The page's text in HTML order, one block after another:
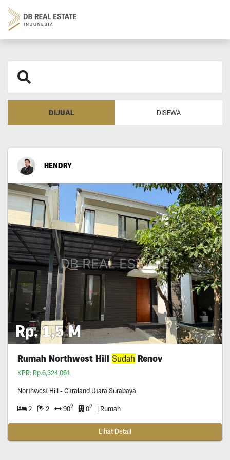
DIJUAL DISEWA
HENDRY
Rp. 1,5 M
Rumah Northwest Hill Sudah Renov
KPR: Rp.6,324,061
Northwest Hill - Citraland Utara Surabaya
2 2 902 02 | Rumah
Lihat Detail